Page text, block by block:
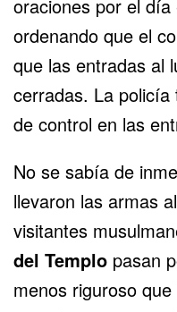
oraciones por el día
ordenando que el
que las entradas al
cerradas. La
de control en las
No se sabía de
llevaron las armas
visitantes
del Templo pasan
menos riguroso